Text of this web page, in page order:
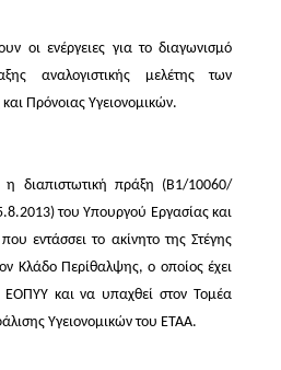
οι ενέργειες για το διαγωνισμό
αναλογιστικής μελέτης των
Πρόνοιας Υγειονομικών.
διαπιστωτική πράξη (Β1/10060/
του Υπουργού Εργασίας και
εντάσσει το ακίνητο της Στέγης
Κλάδο Περίθαλψης, ο οποίος έχει
ΕΟΠΥΥ και να υπαχθεί στον Τομέα
Υγειονομικών του ΕΤΑΑ.